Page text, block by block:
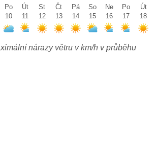
Po
10
Út
11
St
12
Čt
13
Pá
14
So
15
Ne
16
Po
17
Út
18
nárazy větru v km/h v průběhu